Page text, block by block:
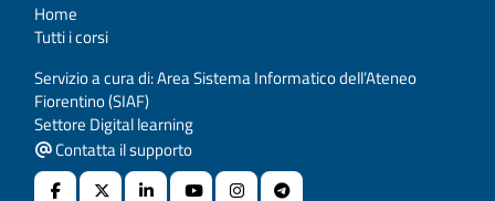
Home
Tutti i corsi
Servizio a cura di: Area Sistema Informatico dell’Ateneo
Fiorentino (SIAF)
Settore Digital learning
Contatta il supporto